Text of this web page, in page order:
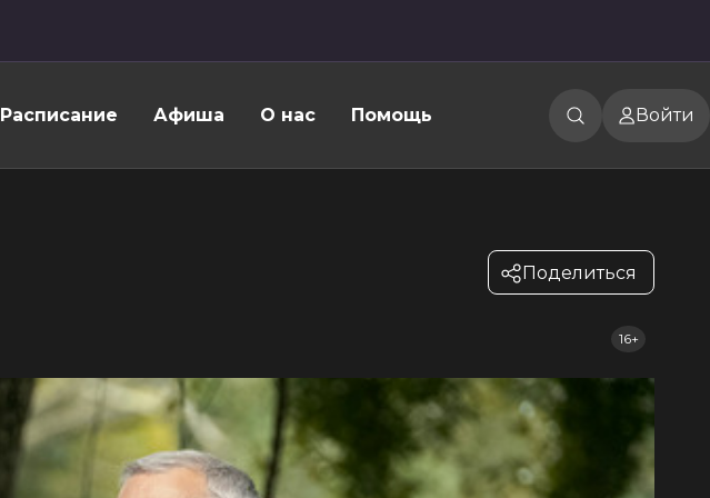
Расписание Афиша О нас Помощь Войти
Поделиться
16+